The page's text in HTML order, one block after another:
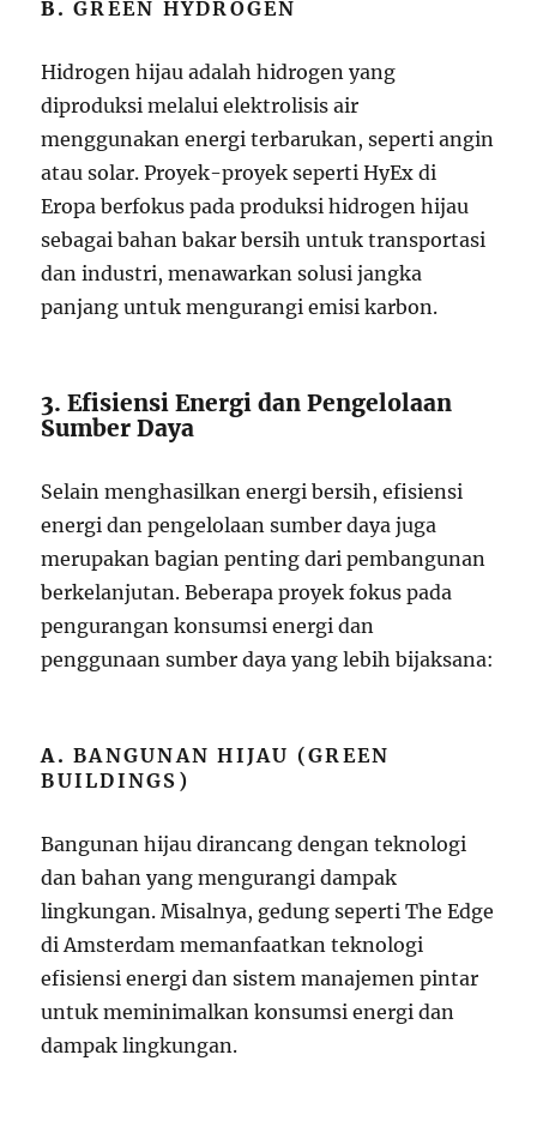
B.GREEN HYDROGEN
Hidrogen hijau adalah hidrogen yang
diproduksi melalui elektrolisis air
menggunakan energi terbarukan, seperti angin
atau solar. Proyek-proyek seperti HyEx di
Eropa berfokus pada produksi hidrogen hijau
sebagai bahan bakar bersih untuk transportasi
dan industri, menawarkan solusi jangka
panjang untuk mengurangi emisi karbon.
3. Efisiensi Energi dan Pengelolaan
Sumber Daya
Selain menghasilkan energi bersih, efisiensi
energi dan pengelolaan sumber daya juga
merupakan bagian penting dari pembangunan
berkelanjutan. Beberapa proyek fokus pada
pengurangan konsumsi energi dan
penggunaan sumber daya yang lebih bijaksana:
A.BANGUNAN HIJAU (GREEN
BUILDINGS)
Bangunan hijau dirancang dengan teknologi
dan bahan yang mengurangi dampak
lingkungan. Misalnya, gedung seperti The Edge
di Amsterdam memanfaatkan teknologi
efisiensi energi dan sistem manajemen pintar
untuk meminimalkan konsumsi energi dan
dampak lingkungan.